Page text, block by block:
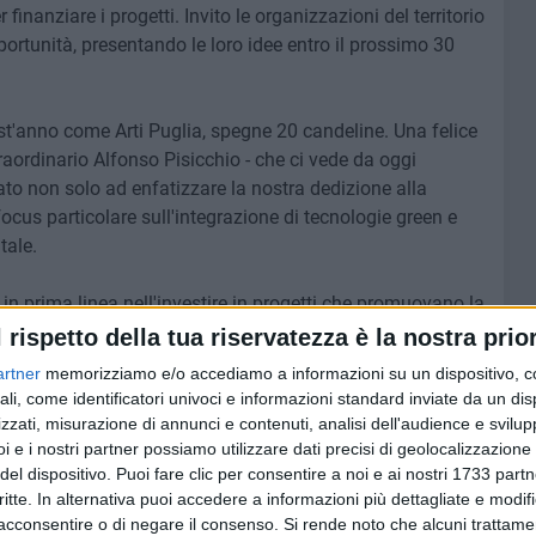
rispetto della tua riservatezza è la nostra
memorizziamo e/o accediamo a informazioni su un dispositivo,
come identificatori univoci e informazioni standard inviate da un
misurazione di annunci e contenuti, analisi dell'audience e
e i nostri partner possiamo utilizzare dati precisi di
dispositivo. Puoi fare clic per consentire a noi e ai nostri 1733
In alternativa puoi accedere a informazioni più dettagliate e
o di negare il consenso. Si rende noto che alcuni
finanziare i progetti. Invito le organizzazioni del territorio
presentando le loro idee entro il prossimo 30
come Arti Puglia, spegne 20 candeline. Una felice
Alfonso Pisicchio - che ci vede da oggi
non solo ad enfatizzare la nostra dedizione alla
particolare sull'integrazione di tecnologie green e
prima linea nell'investire in progetti che promuovano la
delle emissioni di carbonio e l'adozione di
uno scrigno di biodiversità e cultura di Puglia."
Parco Innovasupporterà quindi la sperimentazione e la
di intervento:monitoraggio e tutela della biodiversità
e dei sistemi ambientali di specifico interesse